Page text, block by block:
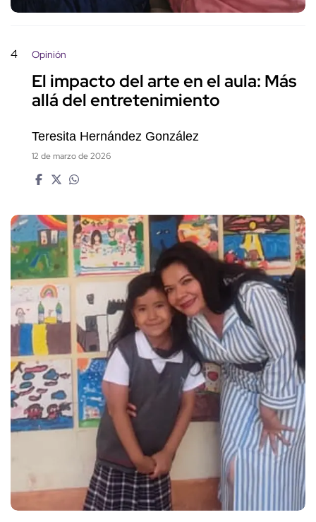
4 Opinión
El impacto del arte en el aula: Más
allá del entretenimiento
Teresita Hernández González
12 de marzo de 2026